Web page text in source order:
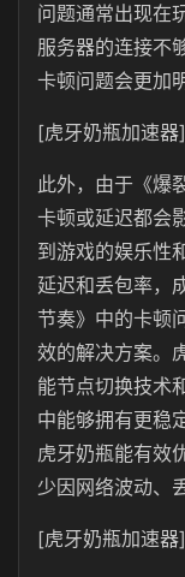
问题通常出现在
服务器的连接不
卡顿问题会更加
[虎牙奶瓶加速器]
此外，由于《爆
卡顿或延迟都会
到游戏的娱乐性
延迟和丢包率，
节奏》中的卡顿
效的解决方案。
能节点切换技术
中能够拥有更稳
虎牙奶瓶能有效
少因网络波动、
[虎牙奶瓶加速器]